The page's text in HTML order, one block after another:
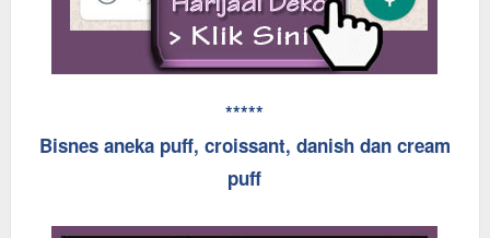
*****
Bisnes aneka puff, croissant, danish dan cream
puff